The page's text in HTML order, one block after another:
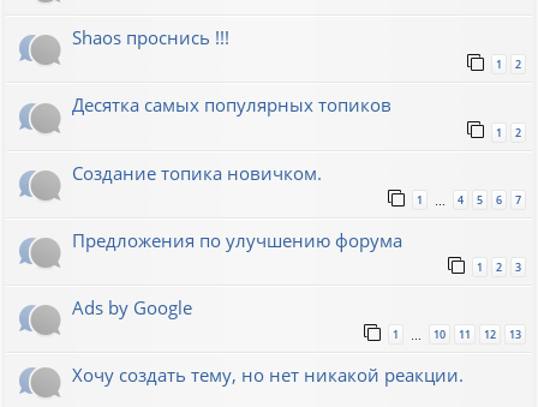
Shaos проснись !!!
1 2
Десятка самых популярных топиков
1 2
Создание топика новичком.
1 4 5 6 7
Предложения по улучшению форума
1 2 3
Ads by Google
1 10 11 12 13
Хочу создать тему, но нет никакой реакции.